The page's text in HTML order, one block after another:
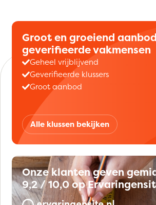
Groot en groeiend aanbod
geverifieerde vakmensen
Geheel vrijblijvend
Geverifieerde klussers
Groot aanbod
Alle klussen bekijken
Onze klanten geven
9,2 / 10,0 op